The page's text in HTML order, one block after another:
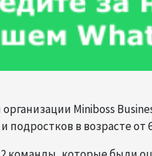
Miniboss
в возрасте от